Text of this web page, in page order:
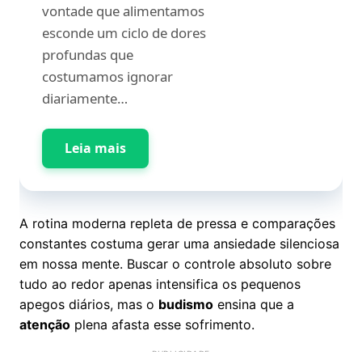
vontade que alimentamos
esconde um ciclo de dores
profundas que
costumamos ignorar
diariamente…
Leia mais
A rotina moderna repleta de pressa e comparações
constantes costuma gerar uma ansiedade silenciosa
em nossa mente. Buscar o controle absoluto sobre
tudo ao redor apenas intensifica os pequenos
apegos diários, mas o budismo ensina que a
atenção plena afasta esse sofrimento.